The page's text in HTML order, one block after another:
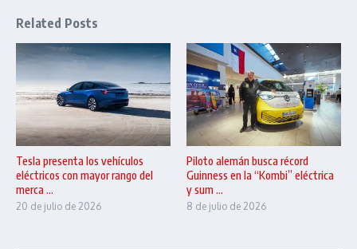
Related Posts
Tesla presenta los vehículos
eléctricos con mayor rango del
merca ...
20 de julio de 2026
Piloto alemán busca récord
Guinness en la “Kombi” eléctrica
y sum ...
8 de julio de 2026